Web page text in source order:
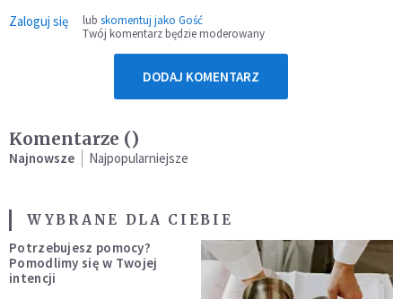
Zaloguj się lub skomentuj jako Gość
Twój komentarz będzie moderowany
DODAJ KOMENTARZ
Komentarze ()
Najnowsze Najpopularniejsze
WYBRANE DLA CIEBIE
Potrzebujesz pomocy?
Pomodlimy się w Twojej
intencji